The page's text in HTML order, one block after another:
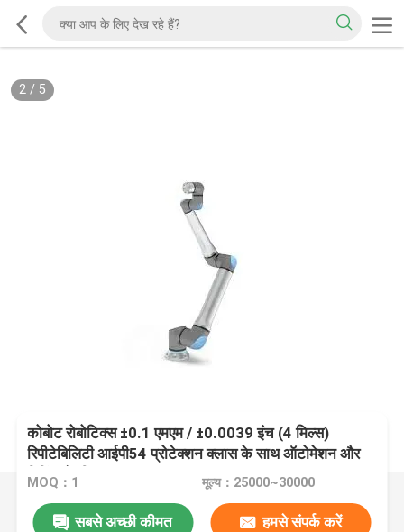
2/ 5
कोबोट रोबोटिक्स ±0.1 एमएम / ±0.0039 इंच (4 मिल्स)
रिपीटेबिलिटी आईपी54 प्रोटेक्शन क्लास के साथ ऑटोमेशन और
पिकिंग के लिए
MOQ：1 मूल्य：25000~30000
सबसे अच्छी कीमत हमसे संपर्क करें